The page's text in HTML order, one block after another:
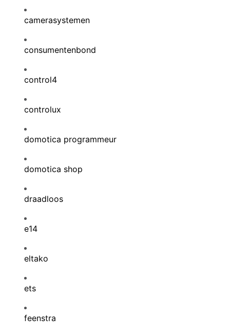
camerasystemen
consumentenbond
control4
controlux
domotica programmeur
domotica shop
draadloos
e14
eltako
ets
feenstra